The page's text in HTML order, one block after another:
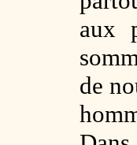
aux
de